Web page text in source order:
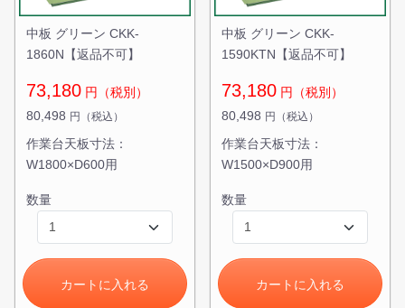
中板 グリーン CKK-
1860N【返品不可】
73,180 円（税別）
80,498 円（税込）
作業台天板寸法：
W1800×D600用
数量
カートに入れる
中板 グリーン CKK-
1590KTN【返品不可】
73,180 円（税別）
80,498 円（税込）
作業台天板寸法：
W1500×D900用
数量
カートに入れる